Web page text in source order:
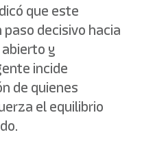
que este
decisivo hacia
y
incide
de quienes
el equilibrio